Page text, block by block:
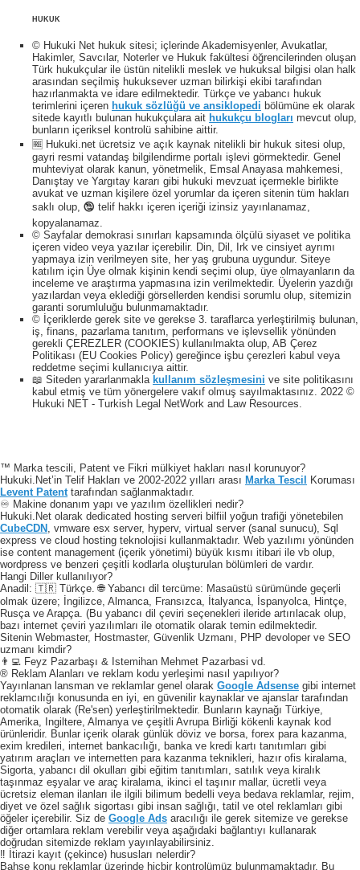
HUKUK
© Hukuki Net hukuk sitesi; içlerinde Akademisyenler, Avukatlar,
Hakimler, Savcılar, Noterler ve Hukuk fakültesi öğrencilerinden oluşan
Türk hukukçular ile üstün nitelikli meslek ve hukuksal bilgisi olan halk
arasından seçilmiş hukuksever uzman bilirkişi ekibi tarafından
hazırlanmakta ve idare edilmektedir. Türkçe ve yabancı hukuk
terimlerini içeren hukuk sözlüğü ve ansiklopedi bölümüne ek olarak
sitede kayıtlı bulunan hukukçulara ait hukukçu blogları mevcut olup,
bunların içeriksel kontrolü sahibine aittir.
🆓 Hukuki.net ücretsiz ve açık kaynak nitelikli bir hukuk sitesi olup,
gayri resmi vatandaş bilgilendirme portalı işlevi görmektedir. Genel
muhteviyat olarak kanun, yönetmelik, Emsal Anayasa mahkemesi,
Danıştay ve Yargıtay kararı gibi hukuki mevzuat içermekle birlikte
avukat ve uzman kişilere özel yorumlar da içeren sitenin tüm hakları
saklı olup, 🕲 telif hakkı içeren içeriği izinsiz yayınlanamaz,
kopyalanamaz.
© Sayfalar demokrasi sınırları kapsamında ölçülü siyaset ve politika
içeren video veya yazılar içerebilir. Din, Dil, Irk ve cinsiyet ayrımı
yapmaya izin verilmeyen site, her yaş grubuna uygundur. Siteye
katılım için Üye olmak kişinin kendi seçimi olup, üye olmayanların da
inceleme ve araştırma yapmasına izin verilmektedir. Üyelerin yazdığı
yazılardan veya eklediği görsellerden kendisi sorumlu olup, sitemizin
garanti sorumluluğu bulunmamaktadır.
© İçeriklerde gerek site ve gerekse 3. taraflarca yerleştirilmiş bulunan,
iş, finans, pazarlama tanıtım, performans ve işlevsellik yönünden
gerekli ÇEREZLER (COOKIES) kullanılmakta olup, AB Çerez
Politikası (EU Cookies Policy) gereğince işbu çerezleri kabul veya
reddetme seçimi kullanıcıya aittir.
📖 Siteden yararlanmakla kullanım sözleşmesini ve site politikasını
kabul etmiş ve tüm yönergelere vakıf olmuş sayılmaktasınız. 2022 ©
Hukuki NET - Turkish Legal NetWork and Law Resources.
™ Marka tescili, Patent ve Fikri mülkiyet hakları nasıl korunuyor?
Hukuki.Net’in Telif Hakları ve 2002-2022 yılları arası Marka Tescil
Koruması
Levent Patenttarafından sağlanmaktadır.
♾️ Makine donanım yapı ve yazılım özellikleri nedir?
Hukuki.Net olarak dedicated hosting serveri bilfiil yoğun trafiği yönetebilen
CubeCDN , vmware esx server, hyperv, virtual server (sanal sunucu), Sql
express ve cloud hosting teknolojisi kullanmaktadır. Web yazılımı yönünden
ise content management (içerik yönetimi) büyük kısmı itibari ile vb olup,
wordpress ve benzeri çeşitli kodlarla oluşturulan bölümleri de vardır.
Hangi Diller kullanılıyor?
Anadil: 🇹🇷 Türkçe. 🌐 Yabancı dil tercüme: Masaüstü sürümünde geçerli
olmak üzere; İngilizce, Almanca, Fransızca, İtalyanca, İspanyolca, Hintçe,
Rusça ve Arapça. (Bu yabancı dil çeviri seçenekleri ileride artırılacak olup,
bazı internet çeviri yazılımları ile otomatik olarak temin edilmektedir.
Sitenin Webmaster, Hostmaster, Güvenlik Uzmanı, PHP devoloper ve SEO
uzmanı kimdir?
👨‍💻 Feyz Pazarbaşı & Istemihan Mehmet Pazarbasi vd.
® Reklam Alanları ve reklam kodu yerleşimi nasıl yapılıyor?
Yayınlanan lansman ve reklamlar genel olarak Google Adsense gibi internet
reklamcılığı konusunda en iyi, en güvenilir kaynaklar ve ajanslar tarafından
otomatik olarak (Re'sen) yerleştirilmektedir. Bunların kaynağı Türkiye,
Amerika, Ingiltere, Almanya ve çeşitli Avrupa Birliği kökenli kaynak kod
ürünleridir. Bunlar içerik olarak günlük döviz ve borsa, forex para kazanma,
exim kredileri, internet bankacılığı, banka ve kredi kartı tanıtımları gibi
yatırım araçları ve internetten para kazanma teknikleri, hazır ofis kiralama,
Sigorta, yabancı dil okulları gibi eğitim tanıtımları, satılık veya kiralık
taşınmaz eşyalar ve araç kiralama, ikinci el taşınır mallar, ücretli veya
ücretsiz eleman ilanları ile ilgili bilimum bedelli veya bedava reklamlar, rejim,
diyet ve özel sağlık sigortası gibi insan sağlığı, tatil ve otel reklamları gibi
öğeler içerebilir. Siz de Google Ads aracılığı ile gerek sitemize ve gerekse
diğer ortamlara reklam verebilir veya aşağıdaki bağlantıyı kullanarak
doğrudan sitemizde reklam yayınlayabilirsiniz.
‼️ İtirazi kayıt (çekince) hususları nelerdir?
Bahse konu reklamlar üzerinde hiçbir kontrolümüz bulunmamaktadır. Bu